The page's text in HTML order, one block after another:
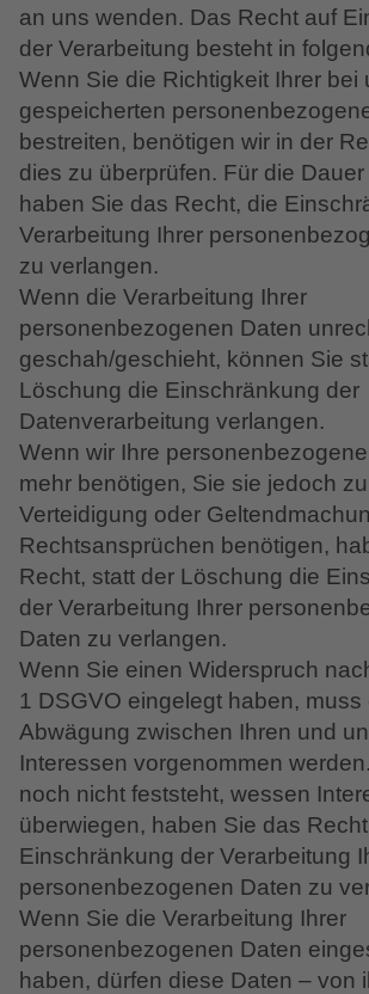
an uns wenden. Das Recht auf
der Verarbeitung besteht in
Wenn Sie die Richtigkeit Ihrer bei
gespeicherten
bestreiten, benötigen wir in der
dies zu überprüfen. Für die
haben Sie das Recht, die
Verarbeitung Ihrer
zu verlangen.
Wenn die Verarbeitung Ihrer
personenbezogenen Daten
geschah/geschieht, können Sie
Löschung die Einschränkung der
Datenverarbeitung verlangen.
Wenn wir Ihre
mehr benötigen, Sie sie jedoch
Verteidigung oder
Rechtsansprüchen benötigen,
Recht, statt der Löschung die
der Verarbeitung Ihrer
Daten zu verlangen.
Wenn Sie einen Widerspruch
1 DSGVO eingelegt haben, muss
Abwägung zwischen Ihren und
Interessen vorgenommen
noch nicht feststeht, wessen
überwiegen, haben Sie das
Einschränkung der Verarbeitung
personenbezogenen Daten zu
Wenn Sie die Verarbeitung Ihrer
personenbezogenen Daten
haben, dürfen diese Daten – von